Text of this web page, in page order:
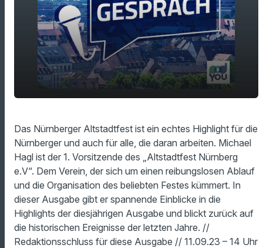
play_arrow
00:00 16:16
Das Nürnberger Altstadtfest ist ein echtes Highlight für die
Nürnberger und auch für alle, die daran arbeiten. Michael
Hagl ist der 1. Vorsitzende des „Altstadtfest Nürnberg
e.V“. Dem Verein, der sich um einen reibungslosen Ablauf
und die Organisation des beliebten Festes kümmert. In
dieser Ausgabe gibt er spannende Einblicke in die
Highlights der diesjährigen Ausgabe und blickt zurück auf
die historischen Ereignisse der letzten Jahre. //
Redaktionsschluss für diese Ausgabe // 11.09.23 – 14 Uhr